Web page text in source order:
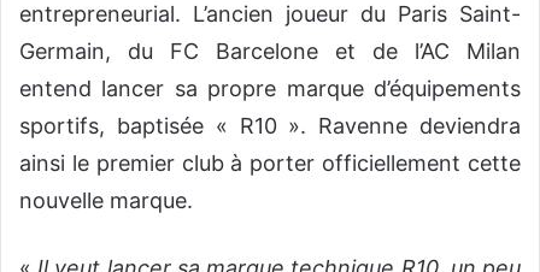
entrepreneurial. L’ancien joueur du Paris Saint-
Germain, du FC Barcelone et de l’AC Milan
entend lancer sa propre marque d’équipements
sportifs, baptisée « R10 ». Ravenne deviendra
ainsi le premier club à porter officiellement cette
nouvelle marque.